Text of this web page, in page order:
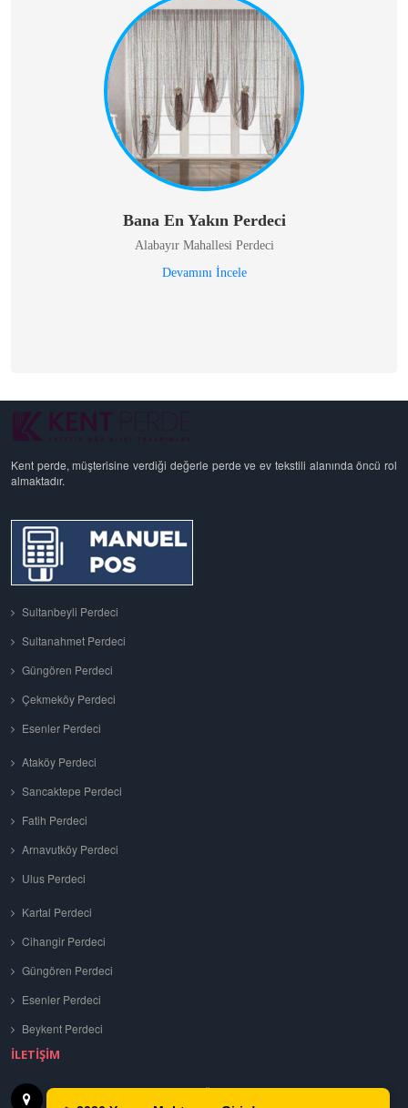
Bana En Yakın Perdeci
Alabayır Mahallesi Perdeci
Devamını İncele
Kent perde, müşterisine verdiği değerle perde ve ev tekstili alanında öncü rol
almaktadır.
Sultanbeyli Perdeci
Sultanahmet Perdeci
Güngören Perdeci
Çekmeköy Perdeci
Esenler Perdeci
Ataköy Perdeci
Sancaktepe Perdeci
Fatih Perdeci
Arnavutköy Perdeci
Ulus Perdeci
Kartal Perdeci
Cihangir Perdeci
Güngören Perdeci
Esenler Perdeci
Beykent Perdeci
İLETIŞIM
Tuna, 699. Sk No: 4, 34200 Bağcılar